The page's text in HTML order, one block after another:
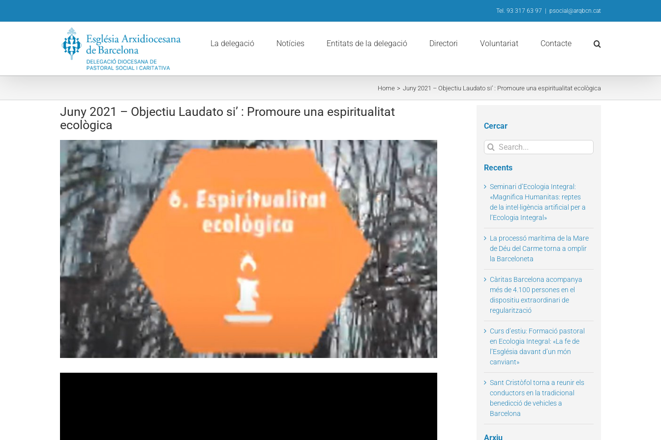
Tel. 93 317 63 97 psocial@arqbcn.cat
La delegació Notícies Entitats de la delegació Directori Voluntariat Contacte
Home Juny 2021 – Objectiu Laudato si’ : Promoure una espiritualitat ecològica
Juny 2021 – Objectiu Laudato si’ : Promoure una espiritualitat
ecològica
View
Larger
Image
Cercar
Search
for:
Recents
Seminari d’Ecologia Integral:
«Magnifica Humanitas: reptes
de la intel·ligència artificial per a
l’Ecologia Integral»
La processó marítima de la Mare
de Déu del Carme torna a omplir
la Barceloneta
Càritas Barcelona acompanya
més de 4.100 persones en el
dispositiu extraordinari de
regularització
Curs d’estiu: Formació pastoral
en Ecologia Integral: «La fe de
l’Església davant d’un món
canviant»
Sant Cristòfol torna a reunir els
conductors en la tradicional
benedicció de vehicles a
Barcelona
Arxiu